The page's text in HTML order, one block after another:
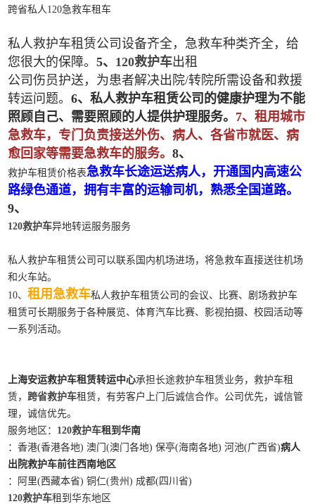
跨省私人120急救车租车
私人救护车租赁公司设备齐全，急救车种类齐全，给
您很大的保障。5、 120救护车出租
公司伤员护送，为患者解决出院/转院所需设备和救援
转运问题。6、私人救护车租赁公司的健康护理为不能
照顾自己、需要照顾的人提供护理服务。 7、租用城市
急救车，专门负责接送外伤、病人、各省市就医、病
愈回家等需要急救车的服务。8、
救护车租赁价格表急救车长途运送病人，开通国内高速公
路绿色通道，拥有丰富的运输司机，熟悉全国道路。
9、
120救护车异地转运服务服务
私人救护车租赁公司可以联系国内机场进场，将急救车直接送往机场
和火车站。
10、租用急救车私人救护车租赁公司的会议、比赛、剧场救护车
租赁可长期服务于各种展览、体育汽车比赛、影视拍摄、校园活动等
一系列活动。
上海安运救护车租赁转运中心承担长途救护车租赁业务，救护车租
赁， 跨省救护车租赁，有劳客户上门后诚信合作。公司优先，诚信管
理，诚信优先。
服务地区： 120救护车租到华南
：香港(香港各地) 澳门(澳门各地) 保亭(海南各地) 河池(广西省)病人
出院救护车前往西南地区
：阿里(西藏本省) 铜仁(贵州) 成都(四川省)
120救护车租到华东地区